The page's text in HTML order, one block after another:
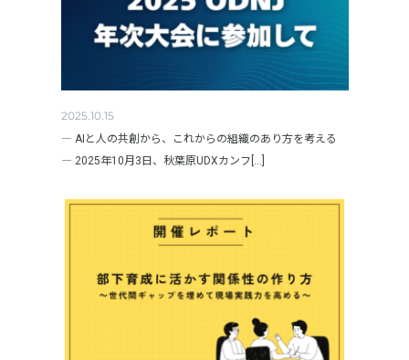
2025.10.15
― AIと人の共創から、これからの組織のあり方を考える
― 2025年10月3日、秋葉原UDXカンフ[...]